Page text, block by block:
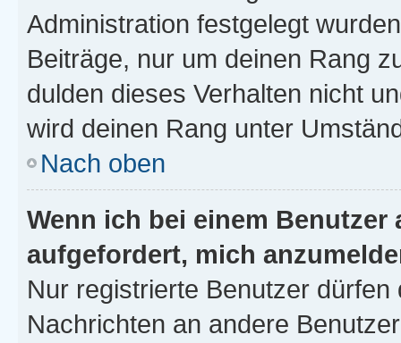
Administration festgelegt
Beiträge, nur um deinen Rang
dulden dieses Verhalten nicht
wird deinen Rang unter
Nach oben
Wenn ich bei einem
aufgefordert, mich
Nur registrierte Benutzer
Nachrichten an andere